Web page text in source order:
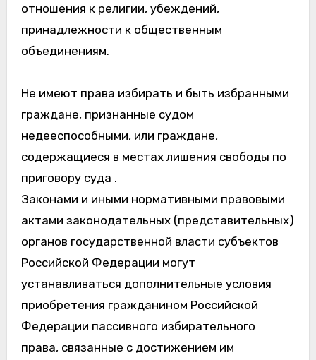
отношения к религии, убеждений,
принадлежности к общественным
объединениям.
Не имеют права избирать и быть избранными
граждане, признанные судом
недееспособными, или граждане,
содержащиеся в местах лишения свободы по
приговору суда .
Законами и иными нормативными правовыми
актами законодательных (представительных)
органов государственной власти субъектов
Российской Федерации могут
устанавливаться дополнительные условия
приобретения гражданином Российской
Федерации пассивного избирательного
права, связанные с достижением им